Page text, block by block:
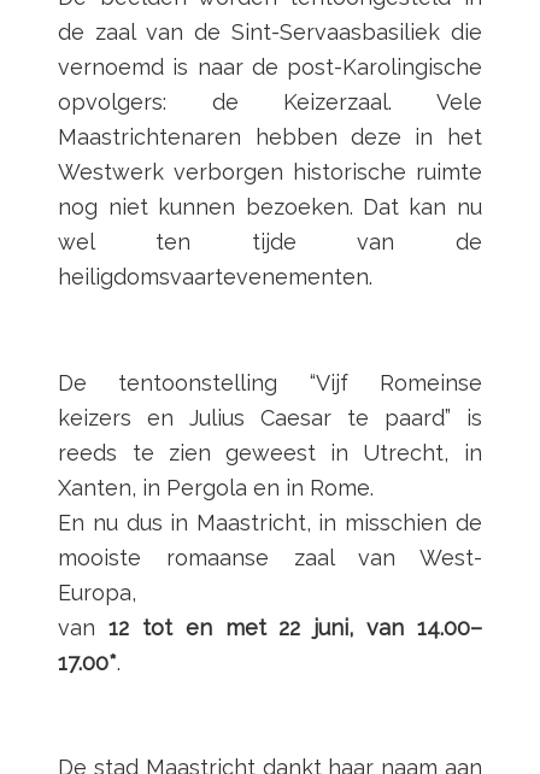
de zaal van de Sint-Servaasbasiliek die
vernoemd is naar de post-Karolingische
opvolgers: de Keizerzaal. Vele
Maastrichtenaren hebben deze in het
Westwerk verborgen historische ruimte
nog niet kunnen bezoeken. Dat kan nu
wel ten tijde van de
heiligdomsvaartevenementen.
De tentoonstelling “Vijf Romeinse
keizers en Julius Caesar te paard” is
reeds te zien geweest in Utrecht, in
Xanten, in Pergola en in Rome.
En nu dus in Maastricht, in misschien de
mooiste romaanse zaal van West-
Europa,
van12 tot en met 22 juni, van 14.00–
17.00*.
De stad Maastricht dankt haar naam aan